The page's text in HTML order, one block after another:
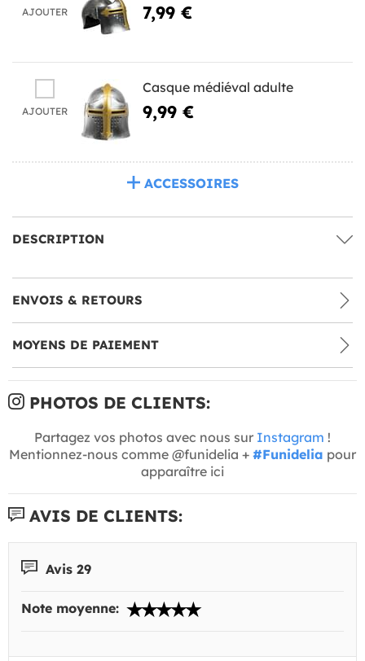
AJOUTER 7,99 €
AJOUTER
Casque médiéval adulte
9,99 €
ACCESSOIRES
DESCRIPTION
ENVOIS & RETOURS
MOYENS DE PAIEMENT
PHOTOS DE CLIENTS:
Partagez vos photos avec nous sur Instagram !
Mentionnez-nous comme @funidelia + #Funidelia pour
apparaître ici
AVIS DE CLIENTS:
Avis 29
Note moyenne: